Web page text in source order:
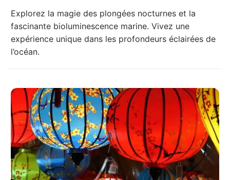
Explorez la magie des plongées nocturnes et la
fascinante bioluminescence marine. Vivez une
expérience unique dans les profondeurs éclairées de
l’océan.